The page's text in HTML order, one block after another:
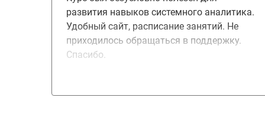
развития навыков системного аналитика.
Удобный сайт, расписание занятий. Не
приходилось обращаться в поддержку.
Спасибо.